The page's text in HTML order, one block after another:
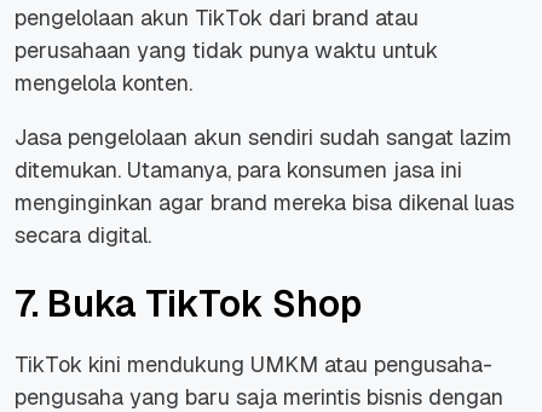
pengelolaan akun TikTok dari brand atau
perusahaan yang tidak punya waktu untuk
mengelola konten.
Jasa pengelolaan akun sendiri sudah sangat lazim
ditemukan. Utamanya, para konsumen jasa ini
menginginkan agar brand mereka bisa dikenal luas
secara digital.
7. Buka TikTok Shop
TikTok kini mendukung UMKM atau pengusaha-
pengusaha yang baru saja merintis bisnis dengan